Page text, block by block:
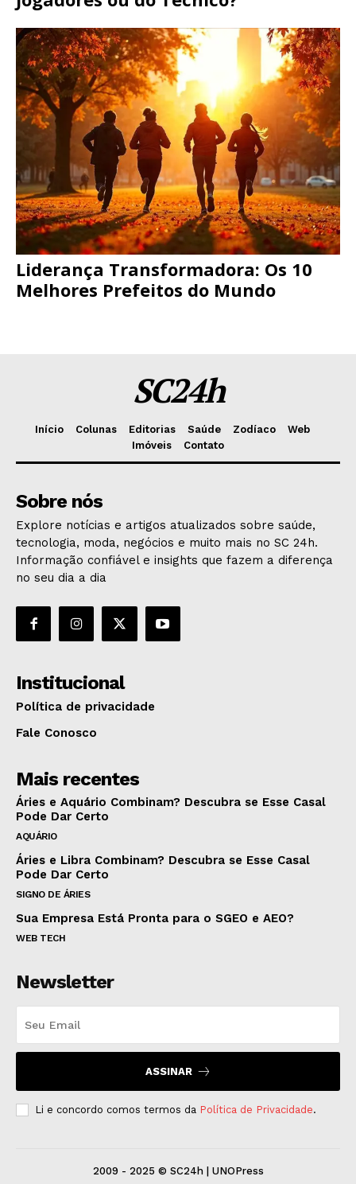
Liderança Transformadora: Os 10
Melhores Prefeitos do Mundo
SC24h
Início Colunas Editorias Saúde Zodíaco
Web
Imóveis
Contato
Sobre nós
Explore notícias e artigos atualizados sobre saúde,
tecnologia, moda, negócios e muito mais no SC 24h.
Informação confiável e insights que fazem a diferença
no seu dia a dia
Institucional
Política de privacidade
Fale Conosco
Mais recentes
Áries e Aquário Combinam? Descubra se Esse Casal
Pode Dar Certo
AQUÁRIO
Áries e Libra Combinam? Descubra se Esse Casal
Pode Dar Certo
SIGNO DE ÁRIES
Sua Empresa Está Pronta para o SGEO e AEO?
WEB TECH
Newsletter
ASSINAR
Li e concordo comos termos da Política de Privacidade.
2009 - 2025 © SC24h | UNOPress